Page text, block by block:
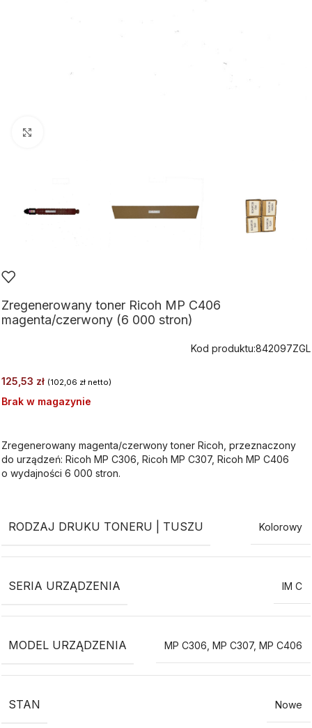
Zregenerowany toner Ricoh MP C406
magenta/czerwony (6 000 stron)
Kod produktu:842097ZGL
125,53 zł (102,06 zł netto)
Brak w magazynie
Zregenerowany magenta/czerwony toner Ricoh, przeznaczony
do urządzeń: Ricoh MP C306, Ricoh MP C307, Ricoh MP C406
o wydajności 6 000 stron.
RODZAJ DRUKU TONERU | TUSZU Kolorowy
SERIA URZĄDZENIA IM C
MODEL URZĄDZENIA MP C306 MP C307, MP C406
STAN Nowe